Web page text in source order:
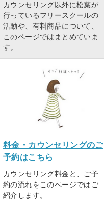
カウンセリング以外に松葉が
行っているフリースクールの
活動や、有料商品について、
このページではまとめていま
す。
料金・カウンセリングのご
予約はこちら
カウンセリング料金と、ご予
約の流れをこのページではご
紹介します。